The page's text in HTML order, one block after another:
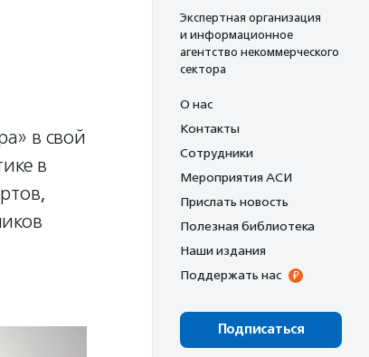
в свой
в
Экспертная организация
и информационное
агентство некоммерческого
сектора
О нас
Контакты
Сотрудники
Мероприятия АСИ
Прислать новость
Полезная библиотека
Наши издания
Поддержать нас
Подписаться